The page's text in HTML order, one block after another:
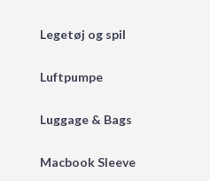
Legetøj og spil
Luftpumpe
Luggage & Bags
Macbook Sleeve